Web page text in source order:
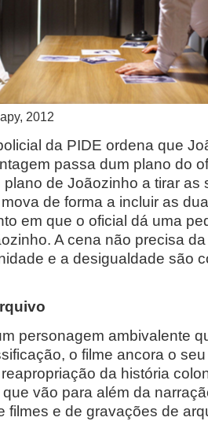
2012
da PIDE ordena que
passa dum plano do
de Joãozinho a tirar as
de forma a incluir as
em que o oficial dá uma
A cena não precisa
e a desigualdade são
personagem ambivalente
o filme ancora o
da história
vão para além da
filmes e de gravações de